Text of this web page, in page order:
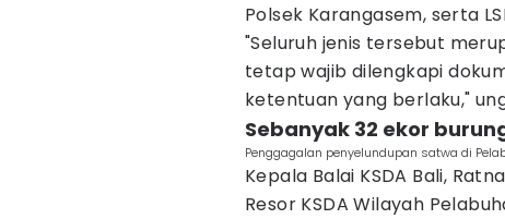
Polsek Karangasem, serta
"Seluruh jenis tersebut
tetap wajib dilengkapi
ketentuan yang berlaku,"
Sebanyak 32 ekor
Penggagalan penyelundupan satwa di
Kepala Balai KSDA Bali,
Resor KSDA Wilayah